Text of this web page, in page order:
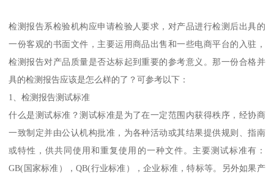
检测报告系检验机构应申请检验人要求，对产品进行检测后出具的
一份客观的书面文件，主要运用商品出售和一些电商平台的入驻，
检测报告对产品质量是否达标起到重要的参考意义。那一份合格并
具的检测报告应该是怎么样的了？可参考以下：
1、检测报告测试标准
什么是测试标准？测试标准是为了在一定范围内获得秩序，经协商
一致制定并由公认机构批准，为各种活动或其结果提供规则、指南
或特性，供共同使用和重复使用的一种文件。主要测试标准有：
GB(国家标准），QB(行业标准），企业标准，特标等。另外如果产